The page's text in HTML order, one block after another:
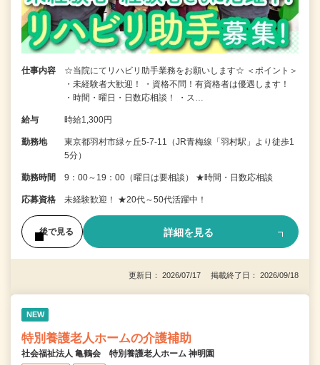
仕事内容
☆当院にてリハビリ助手業務をお願いします☆ ＜ポイント＞
・未経験者大歓迎！ ・資格不問！有資格者は優遇します！
・時間・曜日・日数応相談！ ・ス…
給与 時給1,300円
勤務地
東京都羽村市緑ヶ丘5-7-11（JR青梅線「羽村駅」より徒歩1
5分）
勤務時間 9：00～19：00（曜日は要相談） ★時間・日数応相談
応募資格 未経験歓迎！ ★20代～50代活躍中！
後で見る 詳細を見る
更新日： 2026/07/17 掲載終了日： 2026/09/18
NEW
特別養護老人ホームの介護補助
社会福祉法人 亀鶴会 特別養護老人ホーム 神明園